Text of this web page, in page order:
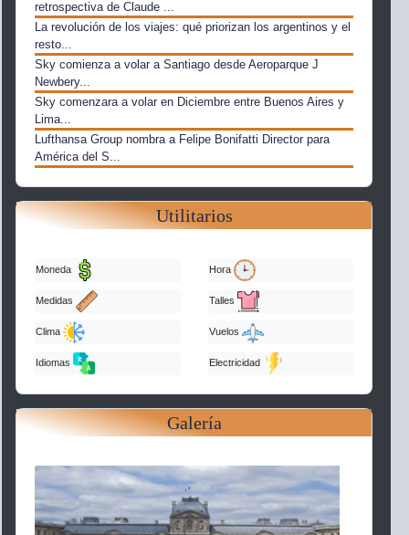
retrospectiva de Claude ...
La revolución de los viajes: qué priorizan los argentinos y el
resto...
Sky comienza a volar a Santiago desde Aeroparque J
Newbery...
Sky comenzara a volar en Diciembre entre Buenos Aires y
Lima...
Lufthansa Group nombra a Felipe Bonifatti Director para
América del S...
Utilitarios
Moneda
Medidas
Clima
Idiomas
Hora
Talles
Vuelos
Electricidad
Galería